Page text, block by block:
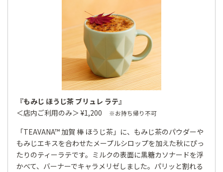
『もみじ ほうじ茶 ブリュレ ラテ』
＜店内ご利用のみ＞ ¥1,200
※お持ち帰り不可
「TEAVANA™ 加賀 棒 ほうじ茶」に、もみじ茶のパウダーや
もみじエキスを合わせたメープルシロップを加えた秋にぴっ
たりのティーラテです。ミルクの表面に黒糖カソナードを浮
かべて、バーナーでキャラメリゼしました。パリッと割れる